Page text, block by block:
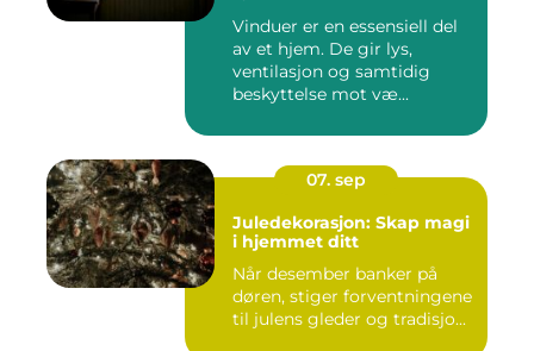
Vinduer er en essensiell del
av et hjem. De gir lys,
ventilasjon og samtidig
beskyttelse mot væ...
07. sep
Juledekorasjon: Skap magi
i hjemmet ditt
Når desember banker på
døren, stiger forventningene
til julens gleder og tradisjo...